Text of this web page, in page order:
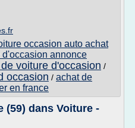
occasion auto achat
annonce
voiture d'occasion /
occasion / achat de
en france
(59) dans Voiture -